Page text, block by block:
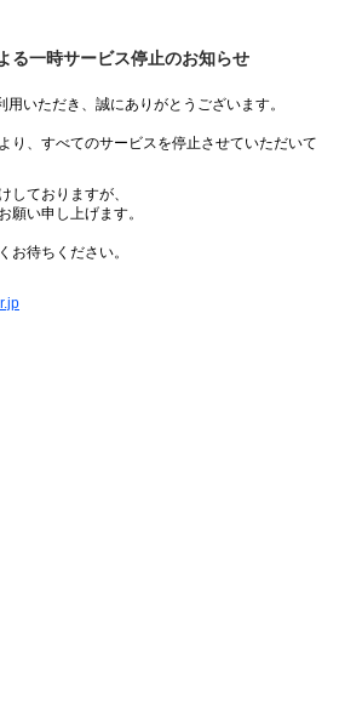
る一時サービス停止のお知らせ
いただき、誠にありがとうございます。
り、すべてのサービスを停止させていただいて
しておりますが、
願い申し上げます。
お待ちください。